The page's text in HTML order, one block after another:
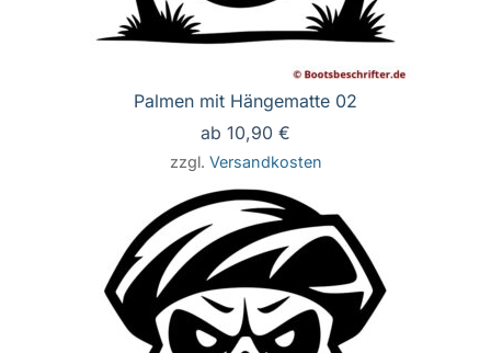
Palmen mit Hängematte 02
ab 10,90 €
zzgl. Versandkosten